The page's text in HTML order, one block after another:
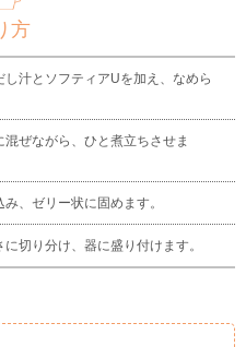
方
汁とソフティアUを加え、なめら
ぜながら、ひと煮立ちさせま
、ゼリー状に固めます。
切り分け、器に盛り付けます。